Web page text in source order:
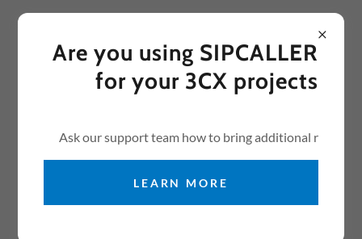
Conviertase en un canal 3CX
Are you using SIPCALLER
for your 3CX projects
Ask our support team how to bring additional r
LEARN MORE